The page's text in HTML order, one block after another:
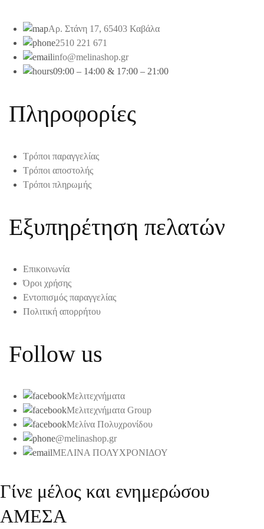
Αρ. Στάνη 17, 65403 Καβάλα
2510 221 671
info@melinashop.gr
09:00 – 14:00 & 17:00 – 21:00
Πληροφορίες
Τρόποι παραγγελίας
Τρόποι αποστολής
Τρόποι πληρωμής
Εξυπηρέτηση πελατών
Επικοινωνία
Όροι χρήσης
Εντοπισμός παραγγελίας
Πολιτική απορρήτου
Follow us
Μελιτεχνήματα
Μελιτεχνήματα Group
Μελίνα Πολυχρονίδου
@melinashop.gr
ΜΕΛΙΝΑ ΠΟΛΥΧΡΟΝΙΔΟΥ
Γίνε μέλος και ενημερώσου
ΑΜΕΣΑ